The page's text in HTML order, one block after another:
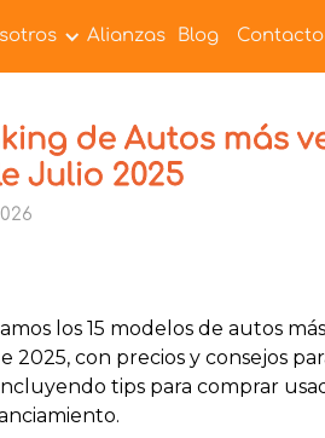
Alianzas Blog Contacto
de Autos más
Julio 2025
los 15 modelos de autos
2025, con precios y consejos
tips para comprar